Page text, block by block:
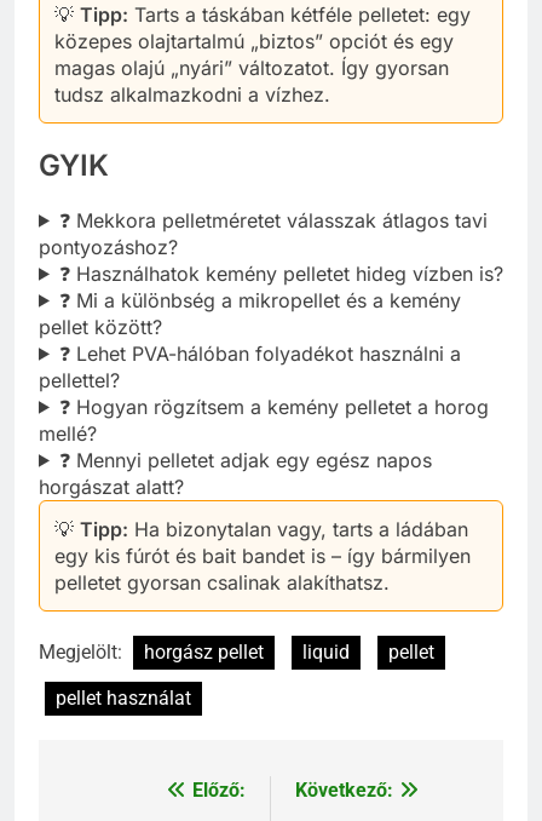
💡 Tipp: Tarts a táskában kétféle pelletet: egy
közepes olajtartalmú „biztos” opciót és egy
magas olajú „nyári” változatot. Így gyorsan
tudsz alkalmazkodni a vízhez.
GYIK
❓ Mekkora pelletméretet válasszak átlagos tavi
pontyozáshoz?
❓ Használhatok kemény pelletet hideg vízben is?
❓ Mi a különbség a mikropellet és a kemény
pellet között?
❓ Lehet PVA-hálóban folyadékot használni a
pellettel?
❓ Hogyan rögzítsem a kemény pelletet a horog
mellé?
❓ Mennyi pelletet adjak egy egész napos
horgászat alatt?
💡 Tipp: Ha bizonytalan vagy, tarts a ládában
egy kis fúrót és bait bandet is – így bármilyen
pelletet gyorsan csalinak alakíthatsz.
Megjelölt: horgász pellet liquid
pellet
pellet használat
BejegyzésElőző:
Következő: